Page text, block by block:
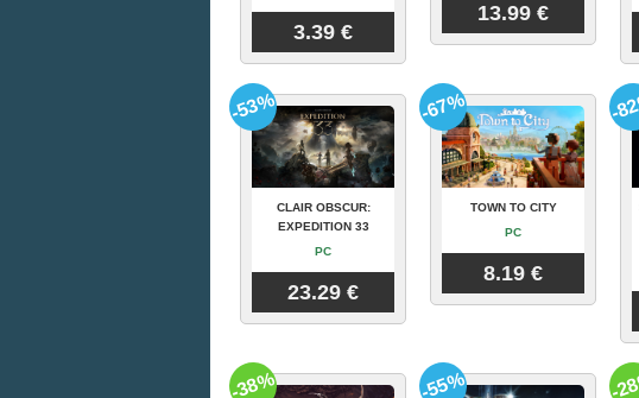
3.39 €
13.99 €
CLAIR OBSCUR:
EXPEDITION 33
PC
23.29 €
-53%
TOWN TO CITY
PC
8.19 €
-67% -
-38% -55% -